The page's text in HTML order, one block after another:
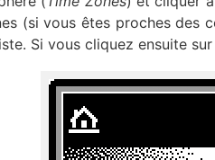
(si vous êtes proches des
Si vous cliquez ensuite